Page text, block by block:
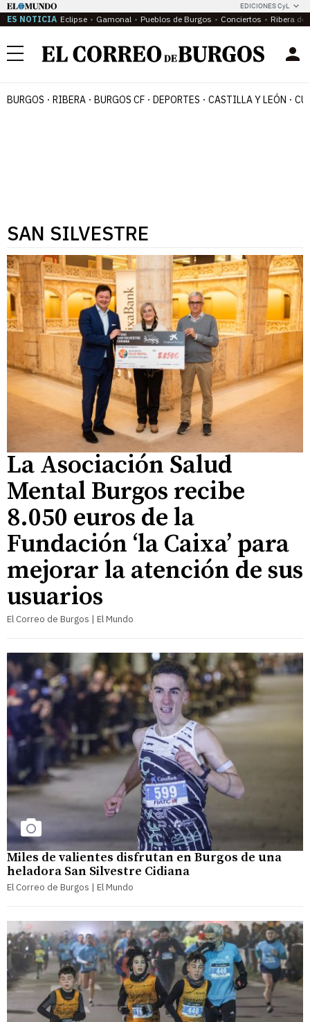
EDICIONES CyL
ES NOTICIA Eclipse Gamonal Pueblos de Burgos Conciertos Ribera del
Menú
BURGOS RIBERA BURGOS CF DEPORTES CASTILLA Y LEÓN
SAN SILVESTRE
La Asociación Salud
Mental Burgos recibe
8.050 euros de la
Fundación ‘la Caixa’ para
mejorar la atención de sus
usuarios
El Correo de Burgos | El Mundo
Miles de valientes disfrutan en Burgos de una
heladora San Silvestre Cidiana
El Correo de Burgos | El Mundo